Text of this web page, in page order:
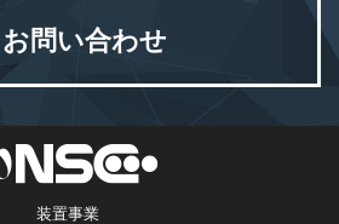
お問い合わせ
装置事業